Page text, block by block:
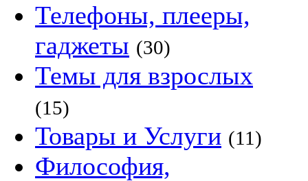
Телефоны, плееры,
гаджеты (30)
Темы для взрослых
(15)
Товары и Услуги (11)
Философия,